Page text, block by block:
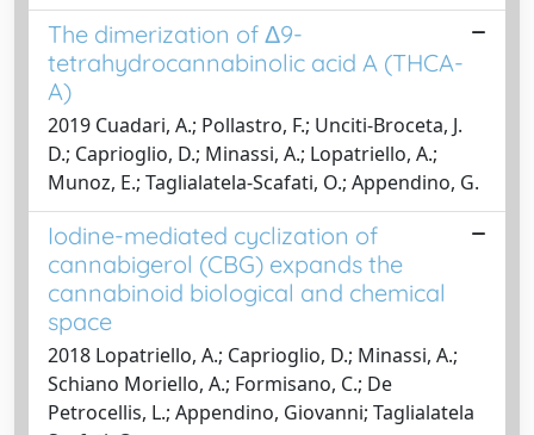
The dimerization of Δ9-
tetrahydrocannabinolic acid A (THCA-
A)
2019 Cuadari, A.; Pollastro, F.; Unciti-Broceta, J.
D.; Caprioglio, D.; Minassi, A.; Lopatriello, A.;
Munoz, E.; Taglialatela-Scafati, O.; Appendino, G.
Iodine-mediated cyclization of
cannabigerol (CBG) expands the
cannabinoid biological and chemical
space
2018 Lopatriello, A.; Caprioglio, D.; Minassi, A.;
Schiano Moriello, A.; Formisano, C.; De
Petrocellis, L.; Appendino, Giovanni; Taglialatela